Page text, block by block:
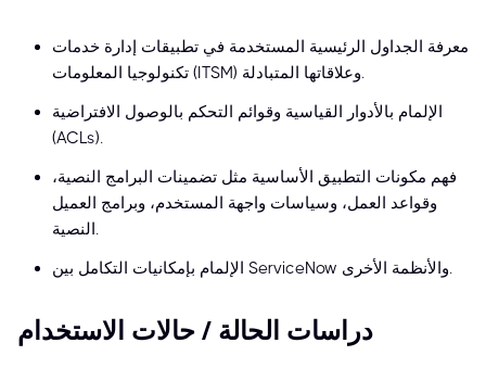
معرفة الجداول الرئيسية المستخدمة في تطبيقات إدارة خدمات
تكنولوجيا المعلومات (ITSM) وعلاقاتها المتبادلة.
الإلمام بالأدوار القياسية وقوائم التحكم بالوصول الافتراضية
(ACLs).
فهم مكونات التطبيق الأساسية مثل تضمينات البرامج النصية،
وقواعد العمل، وسياسات واجهة المستخدم، وبرامج العميل
النصية.
الإلمام بإمكانيات التكامل بين ServiceNow والأنظمة الأخرى.
دراسات الحالة / حالات الاستخدام